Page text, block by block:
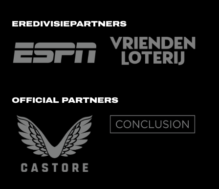
EREDIVISIEPARTNERS
OFFICIAL PARTNERS